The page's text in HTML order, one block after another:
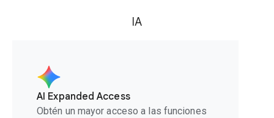
IA
AI Expanded Access
Obtén un mayor acceso a las funciones